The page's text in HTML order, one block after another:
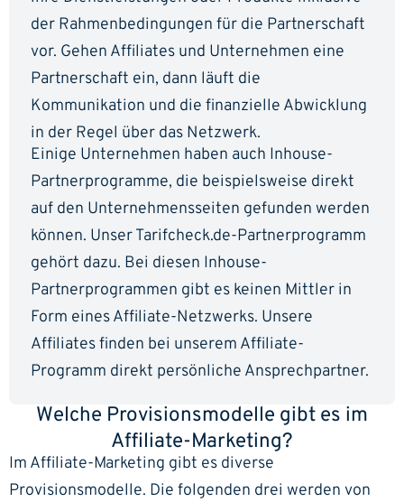
der Rahmenbedingungen für die Partnerschaft
vor. Gehen Affiliates und Unternehmen eine
Partnerschaft ein, dann läuft die
Kommunikation und die finanzielle Abwicklung
in der Regel über das Netzwerk.
Einige Unternehmen haben auch Inhouse-
Partnerprogramme, die beispielsweise direkt
auf den Unternehmensseiten gefunden werden
können. Unser Tarifcheck.de-Partnerprogramm
gehört dazu. Bei diesen Inhouse-
Partnerprogrammen gibt es keinen Mittler in
Form eines Affiliate-Netzwerks. Unsere
Affiliates finden bei unserem Affiliate-
Programm direkt persönliche Ansprechpartner.
Welche Provisionsmodelle gibt es im
Affiliate-Marketing?
Im Affiliate-Marketing gibt es diverse
Provisionsmodelle. Die folgenden drei werden von